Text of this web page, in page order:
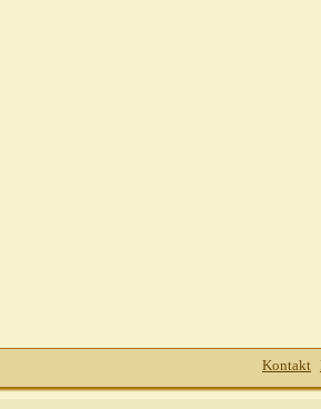
Kontakt